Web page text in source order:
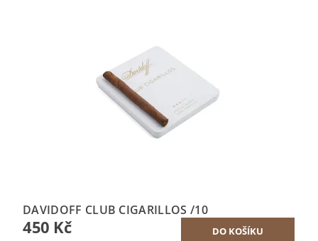
DAVIDOFF CLUB CIGARILLOS /10
450 Kč